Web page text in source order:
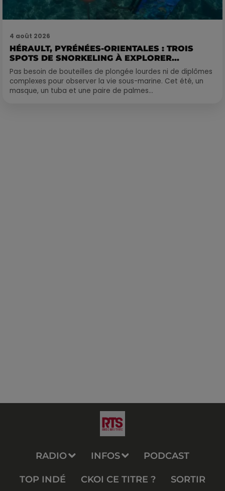
4 août 2026
HÉRAULT, PYRÉNÉES-ORIENTALES : TROIS
SPOTS DE SNORKELING À EXPLORER...
Pas besoin de bouteilles de plongée lourdes ni de diplômes
complexes pour observer la vie sous-marine. Cet été, un
masque, un tuba et une paire de palmes...
RADIO INFOS PODCAST
TOP INDÉ CKOI CE TITRE ? SORTIR